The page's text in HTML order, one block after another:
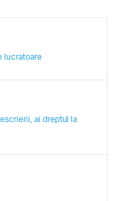
lucratoare
ai dreptul la